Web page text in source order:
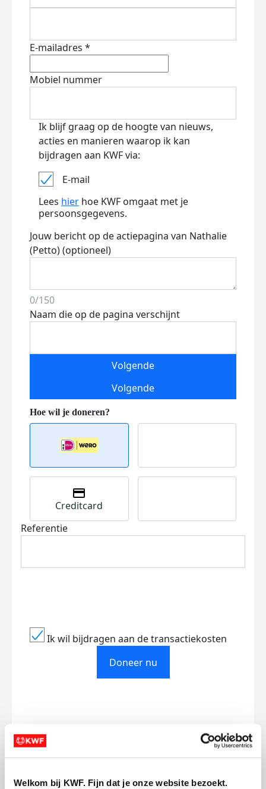
Welkom bij KWF. Fijn dat je onze website bezoekt.
E-mailadres *
Mobiel nummer
Ik blijf graag op de hoogte van nieuws,
acties en manieren waarop ik kan
bijdragen aan KWF via:
E-mail
Lees hier hoe KWF omgaat met je
persoonsgegevens.
Jouw bericht op de actiepagina van Nathalie
(Petto) (optioneel)
0/150
Naam die op de pagina verschijnt
Volgende
Volgende
Creditcard
Referentie
Ik wil bijdragen aan de transactiekosten
Doneer nu
Opgehaald
€592
Streefbedrag
€750
Doneer